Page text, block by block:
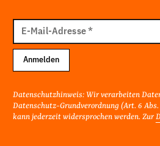
Mail
Adresse
E-Mail-Adresse*
Anmelden
Datenschutzhinweis: Wir verarbeiten
Datenschutz-Grundverordnung (Art. 6 Abs.
kann jederzeit widersprochen werden. Zur